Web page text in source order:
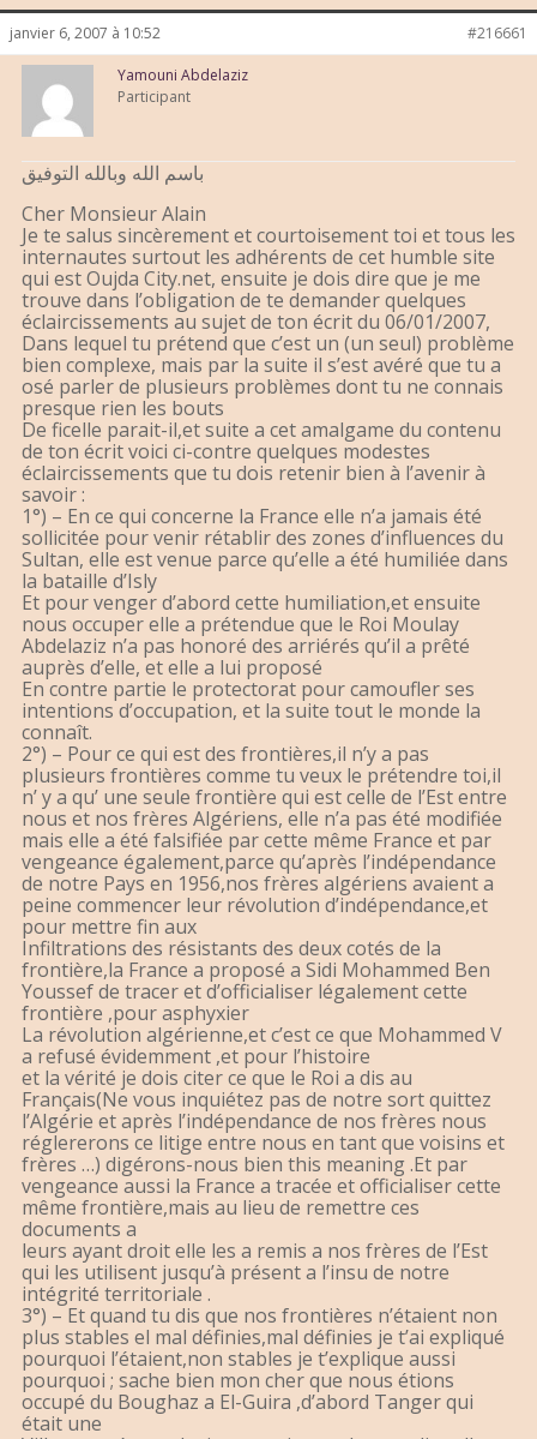
janvier 6, 2007 à 10:52 #216661
Yamouni Abdelaziz
Participant
باسم الله وبالله التوفيق
Cher Monsieur Alain
Je te salus sincèrement et courtoisement toi et tous les
internautes surtout les adhérents de cet humble site
qui est Oujda City.net, ensuite je dois dire que je me
trouve dans l’obligation de te demander quelques
éclaircissements au sujet de ton écrit du 06/01/2007,
Dans lequel tu prétend que c’est un (un seul) problème
bien complexe, mais par la suite il s’est avéré que tu a
osé parler de plusieurs problèmes dont tu ne connais
presque rien les bouts
De ficelle parait-il,et suite a cet amalgame du contenu
de ton écrit voici ci-contre quelques modestes
éclaircissements que tu dois retenir bien à l’avenir à
savoir :
1°) – En ce qui concerne la France elle n’a jamais été
sollicitée pour venir rétablir des zones d’influences du
Sultan, elle est venue parce qu’elle a été humiliée dans
la bataille d’Isly
Et pour venger d’abord cette humiliation,et ensuite
nous occuper elle a prétendue que le Roi Moulay
Abdelaziz n’a pas honoré des arriérés qu’il a prêté
auprès d’elle, et elle a lui proposé
En contre partie le protectorat pour camoufler ses
intentions d’occupation, et la suite tout le monde la
connaît.
2°) – Pour ce qui est des frontières,il n’y a pas
plusieurs frontières comme tu veux le prétendre toi,il
n’ y a qu’ une seule frontière qui est celle de l’Est entre
nous et nos frères Algériens, elle n’a pas été modifiée
mais elle a été falsifiée par cette même France et par
vengeance également,parce qu’après l’indépendance
de notre Pays en 1956,nos frères algériens avaient a
peine commencer leur révolution d’indépendance,et
pour mettre fin aux
Infiltrations des résistants des deux cotés de la
frontière,la France a proposé a Sidi Mohammed Ben
Youssef de tracer et d’officialiser légalement cette
frontière ,pour asphyxier
La révolution algérienne,et c’est ce que Mohammed V
a refusé évidemment ,et pour l’histoire
et la vérité je dois citer ce que le Roi a dis au
Français(Ne vous inquiétez pas de notre sort quittez
l’Algérie et après l’indépendance de nos frères nous
réglererons ce litige entre nous en tant que voisins et
frères …) digérons-nous bien this meaning .Et par
vengeance aussi la France a tracée et officialiser cette
même frontière,mais au lieu de remettre ces
documents a
leurs ayant droit elle les a remis a nos frères de l’Est
qui les utilisent jusqu’à présent a l’insu de notre
intégrité territoriale .
3°) – Et quand tu dis que nos frontières n’étaient non
plus stables el mal définies,mal définies je t’ai expliqué
pourquoi l’étaient,non stables je t’explique aussi
pourquoi ; sache bien mon cher que nous étions
occupé du Boughaz a El-Guira ,d’abord Tanger qui
était une